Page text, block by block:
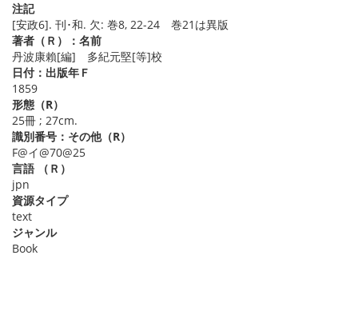
注記
[安政6]. 刊･和. 欠: 巻8, 22-24 巻21は異版
著者（Ｒ）：名前
丹波康賴[編] 多紀元堅[等]校
日付：出版年Ｆ
1859
形態（R）
25冊 ; 27cm.
識別番号：その他（R）
F@イ@70@25
言語 （Ｒ）
jpn
資源タイプ
text
ジャンル
Book